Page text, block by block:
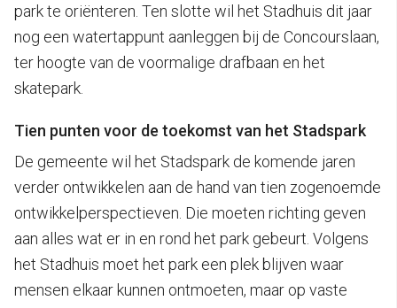
park te oriënteren. Ten slotte wil het Stadhuis dit jaar
nog een watertappunt aanleggen bij de Concourslaan,
ter hoogte van de voormalige drafbaan en het
skatepark.
Tien punten voor de toekomst van het Stadspark
De gemeente wil het Stadspark de komende jaren
verder ontwikkelen aan de hand van tien zogenoemde
ontwikkelperspectieven. Die moeten richting geven
aan alles wat er in en rond het park gebeurt. Volgens
het Stadhuis moet het park een plek blijven waar
mensen elkaar kunnen ontmoeten, maar op vaste